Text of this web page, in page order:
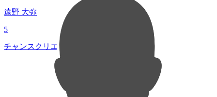
遠野 大弥
5
チャンスクリエイト総数